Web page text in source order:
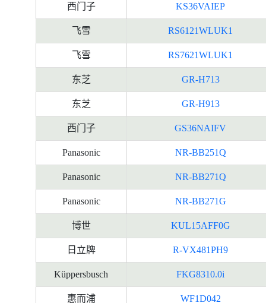
西门子 KS36VAIEP
飞雪 RS6121WLUK1
飞雪 RS7621WLUK1
东芝 GR-H713
东芝 GR-H913
西门子 GS36NAIFV
Panasonic NR-BB251Q
Panasonic NR-BB271Q
Panasonic NR-BB271G
博世 KUL15AFF0G
日立牌 R-VX481PH9
Küppersbusch FKG8310.0i
惠而浦 WF1D042